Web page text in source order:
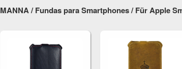
MANNA / Fundas para Smartphones / Für Apple